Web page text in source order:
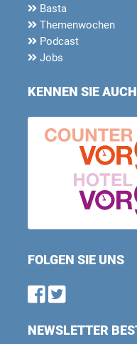
Basta
Themenwochen
Podcast
Jobs
KENNEN SIE
FOLGEN SIE UNS
Find us on
Follow
NEWSLETTER